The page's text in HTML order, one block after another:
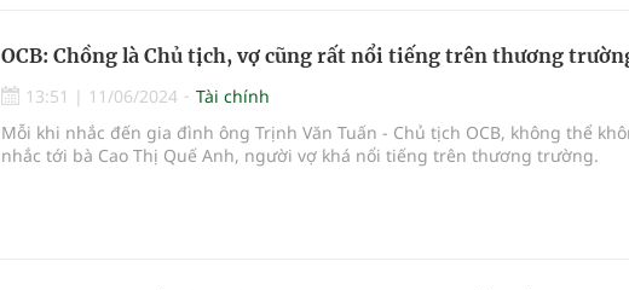
OCB: Chồng là Chủ tịch, vợ cũng rất nổi tiếng trên thương
13:51 | 11/06/2024
Tài chính
Mỗi khi nhắc đến gia đình ông Trịnh Văn Tuấn - Chủ tịch OCB, không thể
nhắc tới bà Cao Thị Quế Anh, người vợ khá nổi tiếng trên thương trường.